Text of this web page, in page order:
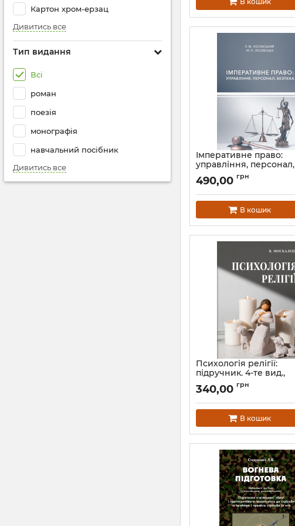
Картон хром-ерзац
Дивитись все
Тип видання
Всі
роман
поезія
монографія
навчальний посібник
Дивитись все
Імперативне право:
управління, персонал,
Артикул: Л13392
490,00 грн
В кошик
Психологія релігії:
підручник. 4-те вид.,
переробл., доповн.
Артикул: Л13398
340,00 грн
В кошик